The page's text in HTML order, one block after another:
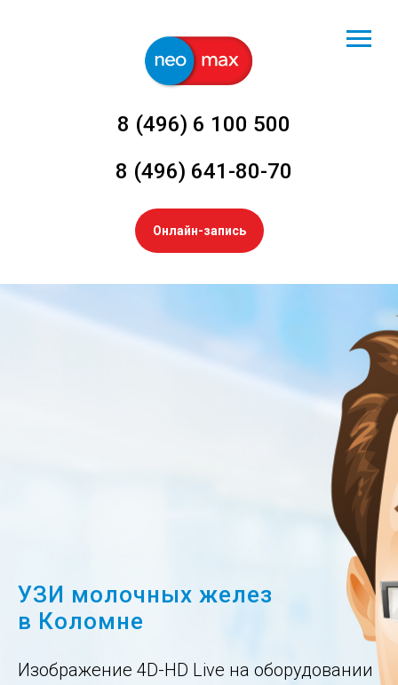
8 (496) 6 100 500
8 (496) 641-80-70
Онлайн-запись
УЗИ молочных желез
в Коломне
Изображение 4D-HD Live на оборудовании